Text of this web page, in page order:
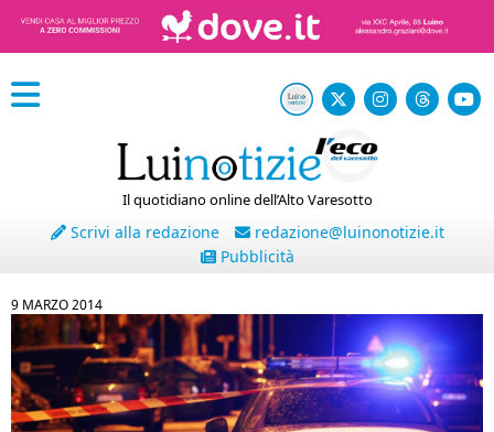
Il quotidiano online dell’Alto Varesotto
Scrivi alla redazione
redazione@luinonotizie.it
Pubblicità
9 MARZO 2014